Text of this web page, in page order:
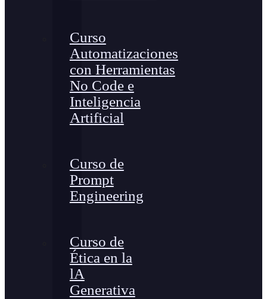
Curso
Automatizaciones
con Herramientas
No Code e
Inteligencia
Artificial
Curso de
Prompt
Engineering
Curso de
Ética en la
lA
Generativa